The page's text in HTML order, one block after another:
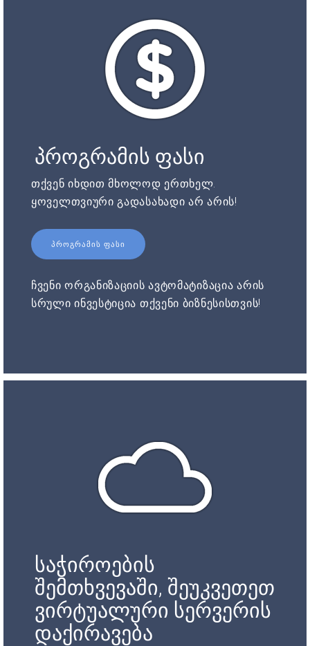
პროგრამის ფასი
თქვენ იხდით მხოლოდ ერთხელ.
ყოველთვიური გადასახადი არ არის!
ᲞᲠᲝᲒᲠᲐᲛᲘᲡ ᲤᲐᲡᲘ
ჩვენი ორგანიზაციის ავტომატიზაცია არის
სრული ინვესტიცია თქვენი ბიზნესისთვის!
საჭიროების
შემთხვევაში, შეუკვეთეთ
ვირტუალური სერვერის
დაქირავება